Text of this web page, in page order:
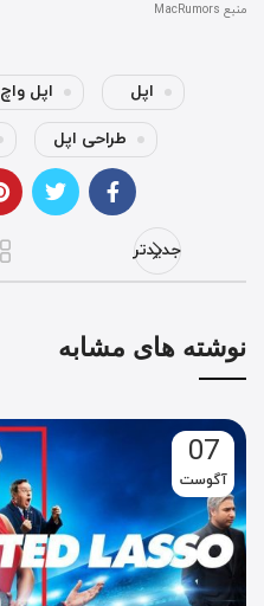
منبع MacRumors
اپل اپل واچ
طراحی اپل
جدیدتر
نوشته های مشابه
07
آگوست